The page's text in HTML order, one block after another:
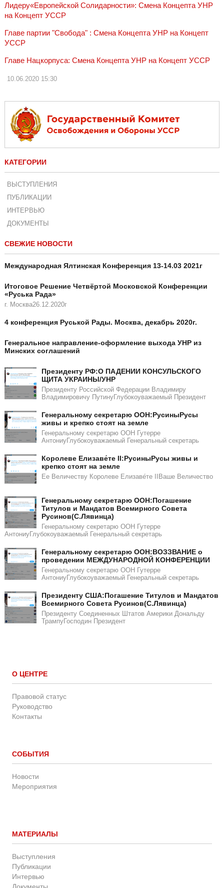
Лидеру«Европейской Солидарности»: Смена Концепта УНР
на Концепт УССР
Главе партии "Свобода" : Смена Концепта УНР на Концепт
УССР
Главе Нацкорпуса: Смена Концепта УНР на Концепт УССР
10.06.2020 15:30
КАТЕГОРИИ
ВЫСТУПЛЕНИЯ
ПУБЛИКАЦИИ
ИНТЕРВЬЮ
ДОКУМЕНТЫ
СВЕЖИЕ НОВОСТИ
Международная Ялтинская Конференция 13-14.03 2021г
Итоговое Решение Четвёртой Московской Конференции
«Руська Рада»
г. Москва26.12.2020г
4 конференция Руськой Рады. Москва, декабрь 2020г.
Генеральное направление-оформление выхода УНР из
Минских соглашений
Президенту РФ:О ПАДЕНИИ КОНСУЛЬСКОГО
ЩИТА УКРАИНЫ/УНР​​
Президенту Российской Федерации Владимиру
Владимировичу ПутинуГлубокоуважаемый Президент
Генеральному секретарю ООН:РусиныРусы
живы и крепко стоят на земле
Генеральному секретарю ООН Гутерре
АнтониуГлубокоуважаемый Генеральный секретарь
Королеве Елизаве́те II:РусиныРусы живы и
крепко стоят на земле
Ее Величеству Королеве Елизаве́те IIВаше Величество
Генеральному секретарю ООН:Погашение
Титулов и Мандатов Всемирного Совета
Русинов(С.Лявинца)​​
Генеральному секретарю ООН Гутерре
АнтониуГлубокоуважаемый Генеральный секретарь
Генеральному секретарю ООН:ВОЗЗВАНИЕ о
проведении МЕЖДУНАРОДНОЙ КОНФЕРЕНЦИИ
Генеральному секретарю ООН Гутерре
АнтониуГлубокоуважаемый Генеральный секретарь
​​Президенту США:Погашение Титулов и Мандатов
Всемирного Совета Русинов(С.Лявинца)​
Президенту Соединенных Штатов Америки Дональду
ТрампуГосподин Пpeзидeнт
О ЦЕНТРЕ
Правовой статус
Руководство
Контакты
СОБЫТИЯ
Новости
Мероприятия
МАТЕРИАЛЫ
Выступления
Публикации
Интервью